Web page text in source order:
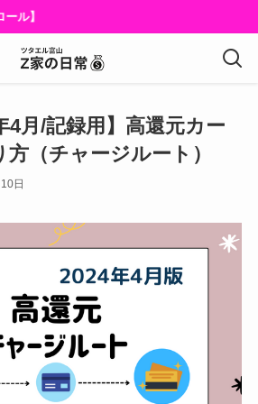
ル】
4月/記録用】高還元カー
方（チャージルート）
日